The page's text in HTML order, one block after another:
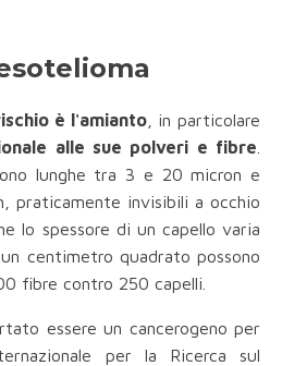
è l'amianto, in particolare
alle sue polveri e fibre
lunghe tra 3 e 20 micron e
praticamente invisibili a occhio
lo spessore di un capello varia
centimetro quadrato possono
fibre contro 250 capelli.
essere un cancerogeno per
per la Ricerca sul